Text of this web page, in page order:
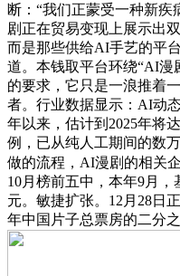
断：“我们正蒙受一种新
剧正在贸易变现上展示出
而是那些供给AI手艺的平
道。本钱取平台环绕“AI
的要求，它只是一浪推着
者。行业数据显示：AI动
年以来，估计到2025年将
例，已从纯人工期间的数
做的流程，AI漫剧的相关
10月榜前五中，本年9月
元。敏捷扩张。12月28日
年中国片子总票房的二分